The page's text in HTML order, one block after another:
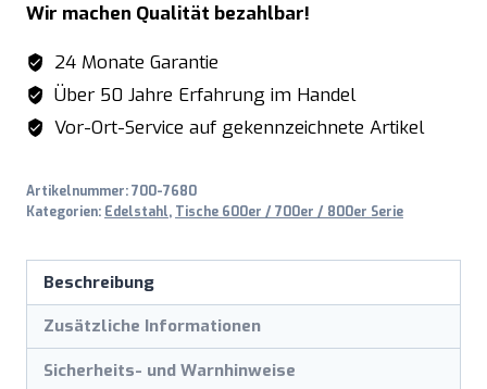
Wir machen Qualität bezahlbar!
24 Monate Garantie
Über 50 Jahre Erfahrung im Handel
Vor-Ort-Service auf gekennzeichnete Artikel
Artikelnummer:700-7680
Kategorien: Edelstahl, Tische 600er / 700er / 800er Serie
Beschreibung
Zusätzliche Informationen
Sicherheits- und Warnhinweise